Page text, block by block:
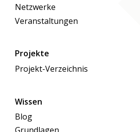
Netzwerke
Veranstaltungen
Projekte
Projekt-Verzeichnis
Wissen
Blog